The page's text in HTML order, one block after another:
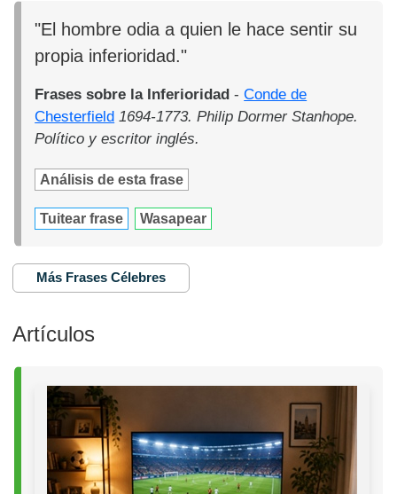
"El hombre odia a quien le hace sentir su
propia inferioridad."
Frases sobre la Inferioridad -Conde de
Chesterfield 1694-1773. Philip Dormer Stanhope.
Político y escritor inglés.
Análisis de esta frase
Tuitear frase Wasapear
Más Frases Célebres
Artículos